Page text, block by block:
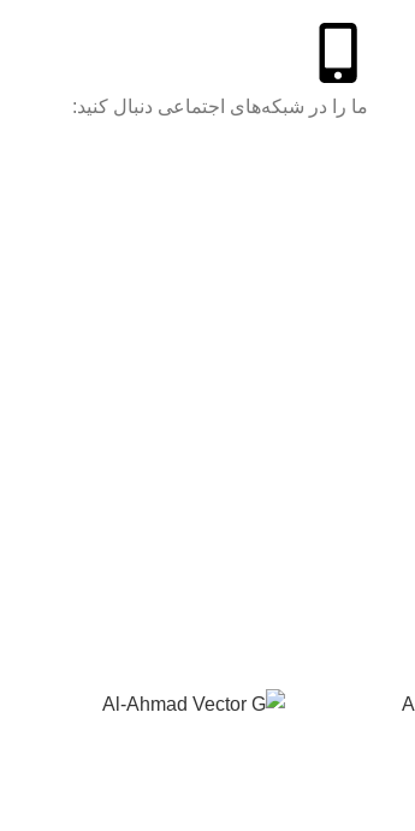
ما را در شبکه‌های اجتماعی دنبال کنید: